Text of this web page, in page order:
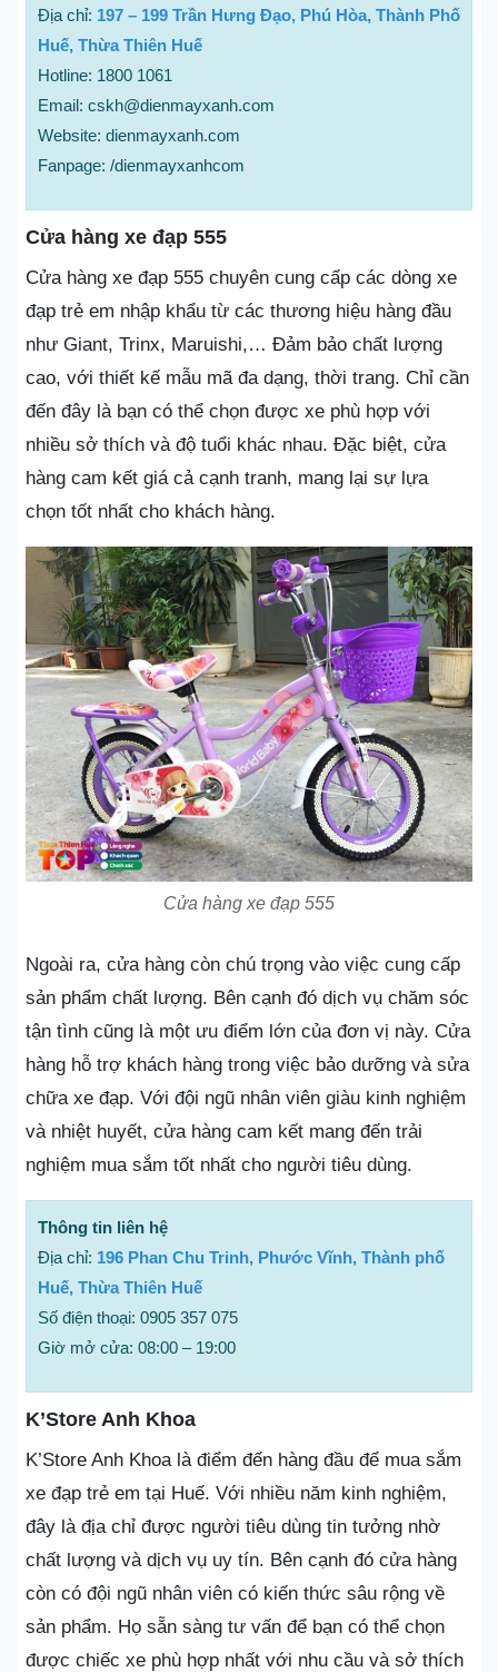
Địa chỉ: 197 – 199 Trần Hưng Đạo, Phú Hòa, Thành Phố
Huế, Thừa Thiên Huế
Hotline: 1800 1061
Email: cskh@dienmayxanh.com
Website: dienmayxanh.com
Fanpage: /dienmayxanhcom
Cửa hàng xe đạp 555
Cửa hàng xe đạp 555 chuyên cung cấp các dòng xe
đạp trẻ em nhập khẩu từ các thương hiệu hàng đầu
như Giant, Trinx, Maruishi,… Đảm bảo chất lượng
cao, với thiết kế mẫu mã đa dạng, thời trang. Chỉ cần
đến đây là bạn có thể chọn được xe phù hợp với
nhiều sở thích và độ tuổi khác nhau. Đặc biệt, cửa
hàng cam kết giá cả cạnh tranh, mang lại sự lựa
chọn tốt nhất cho khách hàng.
Cửa hàng xe đạp 555
Ngoài ra, cửa hàng còn chú trọng vào việc cung cấp
sản phẩm chất lượng. Bên cạnh đó dịch vụ chăm sóc
tận tình cũng là một ưu điểm lớn của đơn vị này. Cửa
hàng hỗ trợ khách hàng trong việc bảo dưỡng và sửa
chữa xe đạp. Với đội ngũ nhân viên giàu kinh nghiệm
và nhiệt huyết, cửa hàng cam kết mang đến trải
nghiệm mua sắm tốt nhất cho người tiêu dùng.
Thông tin liên hệ
Địa chỉ: 196 Phan Chu Trinh, Phước Vĩnh, Thành phố
Huế, Thừa Thiên Huế
Số điện thoại: 0905 357 075
Giờ mở cửa: 08:00 – 19:00
K’Store Anh Khoa
K’Store Anh Khoa là điểm đến hàng đầu để mua sắm
xe đạp trẻ em tại Huế. Với nhiều năm kinh nghiệm,
đây là địa chỉ được người tiêu dùng tin tưởng nhờ
chất lượng và dịch vụ uy tín. Bên cạnh đó cửa hàng
còn có đội ngũ nhân viên có kiến thức sâu rộng về
sản phẩm. Họ sẵn sàng tư vấn để bạn có thể chọn
được chiếc xe phù hợp nhất với nhu cầu và sở thích